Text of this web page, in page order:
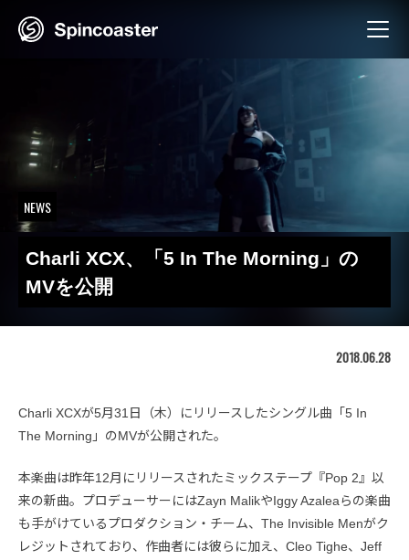
NEWS
Charli XCX、「5 In The Morning」の
MVを公開
2018.06.28
Charli XCXが5月31日（木）にリリースしたシングル曲「5 In
The Morning」のMVが公開された。
本楽曲は昨年12月にリリースされたミックステープ『Pop 2』以
来の新曲。プロデューサーにはZayn MalikやIggy Azaleaらの楽曲
も手がけているプロダクション・チーム、The Invisible Menがク
レジットされており、作曲者には彼らに加え、Cleo Tighe、Jeff